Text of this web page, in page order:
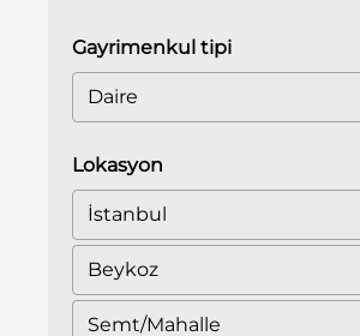
Gayrimenkul tipi
Daire
Lokasyon
İstanbul
Beykoz
Semt/Mahalle